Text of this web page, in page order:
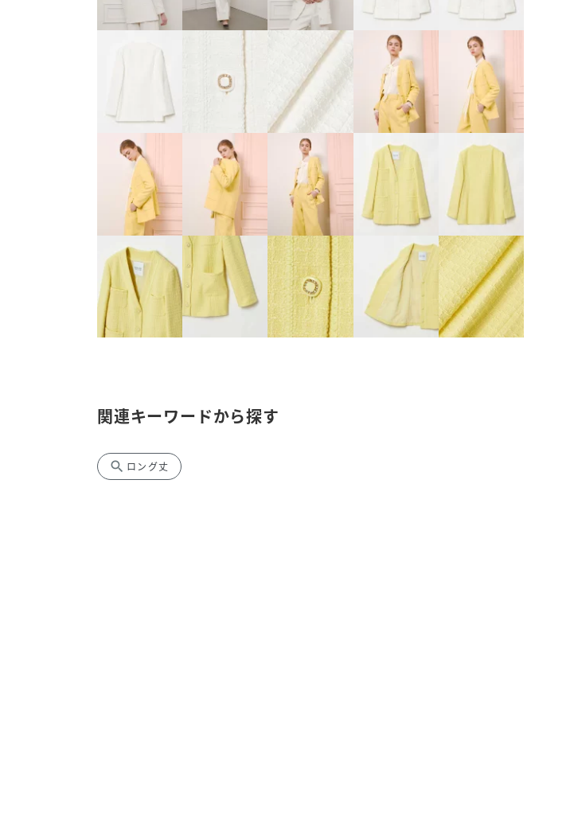
関連キーワードから探す
search ロング丈